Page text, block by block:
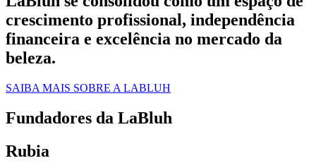
crescimento profissional, independência
financeira e excelência no mercado da
beleza.
SAIBA MAIS SOBRE A LABLUH
Fundadores da LaBluh
Rubia